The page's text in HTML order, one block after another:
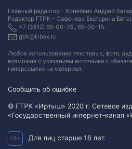
Главный редактор - Копейкин Андрей
Редактор ГТРК - Сафонова Екатерина
+7 (3812) 65-00-75 , 65-00-15.
gtrk@inbox.ru
Любое использование текстовых, фото,
возможна с указанием источника с
гиперссылки на материал.
Сообщить об ошибке
© ГТРК «Иртыш» 2020 г. Сетевое
«Государственный интернет-канал
16+ Для лиц старше 16 лет.